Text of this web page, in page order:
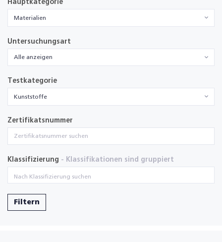
Hauptkategorie
Materialien
Untersuchungsart
Alle anzeigen
Testkategorie
Kunststoffe
Zertifikatsnummer
Klassifizierung - Klassifikationen sind gruppiert
Filtern